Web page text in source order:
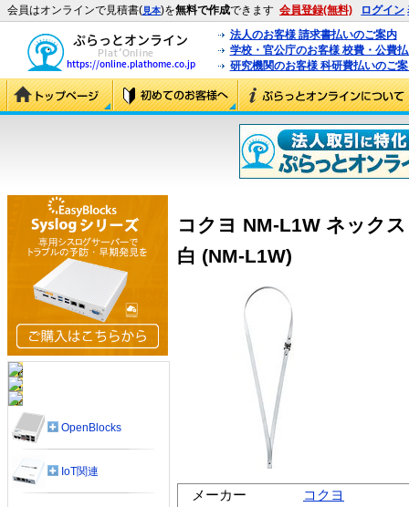
会員はオンラインで見積書(見本)を無料で作成できます 会員登録(無料) ログイン
法人のお客様 請求書払いのご案内
学校・官公庁のお客様 校費・公費
研究機関のお客様 科研費払いのご
コクヨ NM-L1W ネック
白 (NM-L1W)
メーカー
コクヨ
OpenBlocks
IoT関連